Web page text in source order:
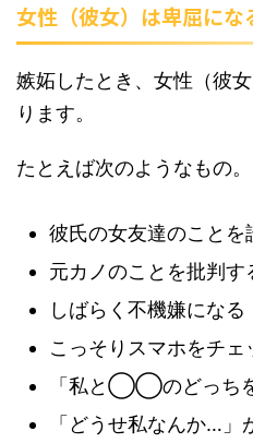
女性（彼女）は卑屈にな
嫉妬したとき、女性（彼
ります。
たとえば次のようなもの。
彼氏の女友達のことを
元カノのことを批判す
しばらく不機嫌になる
こっそりスマホをチェ
「私と◯◯のどっち
「どうせ私なんか…」